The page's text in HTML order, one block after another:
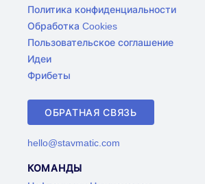
Политика конфиденциальности
Обработка Cookies
Пользовательское соглашение
Идеи
Фрибеты
ОБРАТНАЯ СВЯЗЬ
hello@stavmatic.com
КОМАНДЫ